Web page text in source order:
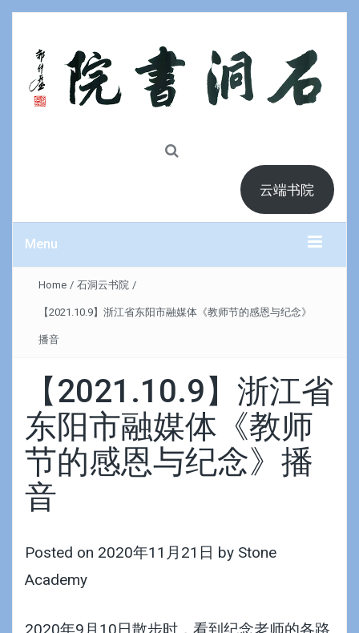
云端书院
Menu
Home / 石洞云书院 /
【2021.10.9】浙江省东阳市融媒体《教师节的感恩与纪念》
播音
【2021.10.9】浙江省
东阳市融媒体《教师
节的感恩与纪念》播
音
Posted on 2020年11月21日 by Stone
Academy